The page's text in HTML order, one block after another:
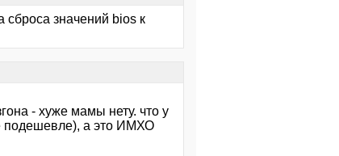
сброса значений bios к
- хуже мамы нету. что у
подешевле), а это ИМХО